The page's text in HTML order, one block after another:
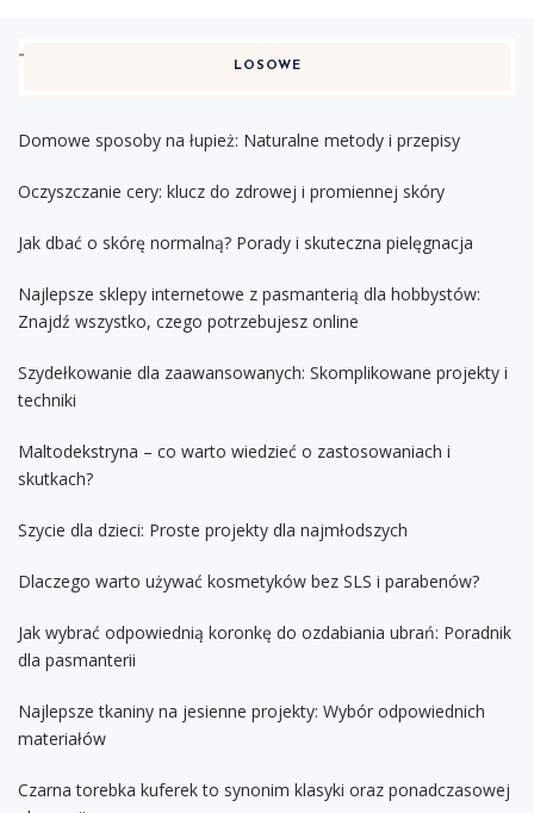
LOSOWE
Domowe sposoby na łupież: Naturalne metody i przepisy
Oczyszczanie cery: klucz do zdrowej i promiennej skóry
Jak dbać o skórę normalną? Porady i skuteczna pielęgnacja
Najlepsze sklepy internetowe z pasmanterią dla hobbystów:
Znajdź wszystko, czego potrzebujesz online
Szydełkowanie dla zaawansowanych: Skomplikowane projekty i
techniki
Maltodekstryna – co warto wiedzieć o zastosowaniach i
skutkach?
Szycie dla dzieci: Proste projekty dla najmłodszych
Dlaczego warto używać kosmetyków bez SLS i parabenów?
Jak wybrać odpowiednią koronkę do ozdabiania ubrań: Poradnik
dla pasmanterii
Najlepsze tkaniny na jesienne projekty: Wybór odpowiednich
materiałów
Czarna torebka kuferek to synonim klasyki oraz ponadczasowej